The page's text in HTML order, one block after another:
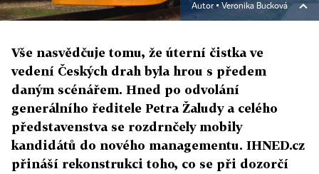
Autor ▪Veronika Bucková
Vše nasvědčuje tomu, že úterní čistka ve
vedení Českých drah byla hrou s předem
daným scénářem. Hned po odvolání
generálního ředitele Petra Žaludy a celého
představenstva se rozdrnčely mobily
kandidátů do nového managementu. IHNED.cz
přináší rekonstrukci toho, co se při dozorčí